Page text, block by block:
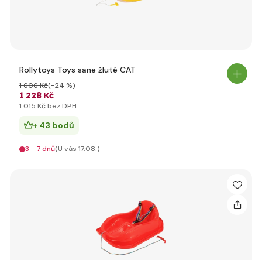
Rollytoys Toys sane žluté CAT
1 228 Kč
1 606 Kč(-24 %)
1 015 Kč bez DPH
+ 43 bodů
3 - 7 dnů(U vás 17.08.)